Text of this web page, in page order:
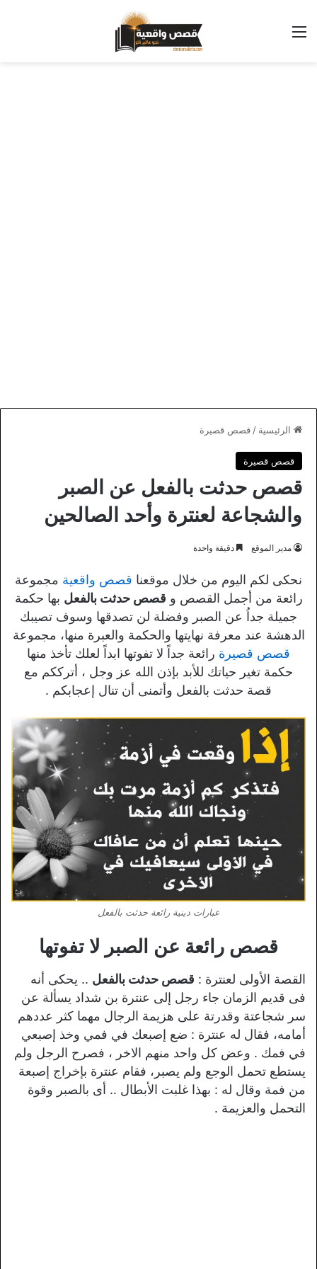
القائمة
الرئيسية / قصص قصيرة
قصص قصيرة
قصص حدثت بالفعل عن الصبر
والشجاعة لعنترة وأحد الصالحين
مدير الموقع دقيقة واحدة
نحكى لكم اليوم من خلال موقعنا قصص واقعية مجموعة
رائعة من أجمل القصص و قصص حدثت بالفعل بها حكمة
جميلة جداُ عن الصبر وفضلة لن تصدقها وسوف تصيبك
الدهشة عند معرفة نهايتها والحكمة والعبرة منها، مجموعة
قصص قصيرة رائعة جداً لا تفوتها ابداً لعلك تأخذ منها
حكمة تغير حياتك للأبد بإذن الله عز وجل ، أترككم مع
قصة حدثت بالفعل وأتمنى أن تنال إعجابكم .
عبارات دينية رائعة حدثت بالفعل
قصص رائعة عن الصبر لا تفوتها
القصة الأولى لعنترة : قصص حدثت بالفعل .. يحكى أنه
فى قديم الزمان جاء رجل إلى عنترة بن شداد يسألة عن
سر شجاعتة وقدرتة على هزيمة الرجال مهما كثر عددهم
أمامه، فقال له عنترة : ضع إصبعك في فمي وخذ إصبعي
في فمك . وعض كل واحد منهم الاخر ، فصرح الرجل ولم
يستطع تحمل الوجع ولم يصبر، فقام عنترة بإخراج إصبعة
من فمة وقال له : بهذا غلبت الأبطال .. أى بالصبر وقوة
التحمل والعزيمة .